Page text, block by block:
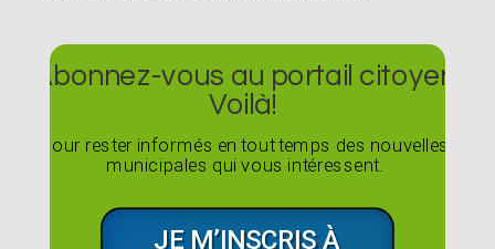
Abonnez-vous au portail citoyen
Voilà!
Pour rester informés en tout temps des nouvelles
municipales qui vous intéressent.
JE M’INSCRIS À